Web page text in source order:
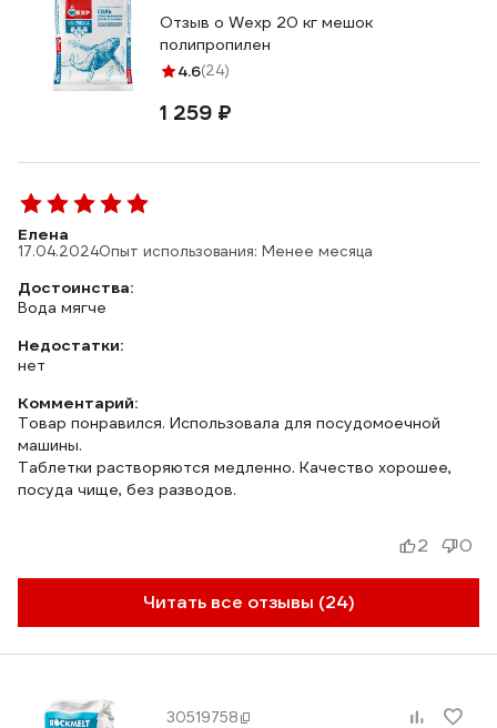
Отзыв о Wexp 20 кг мешок
полипропилен
4.6(24)
1 259 ₽
Елена
17.04.2024Опыт использования: Менее месяца
Достоинства:
Вода мягче
Недостатки:
нет
Комментарий:
Товар понравился. Использовала для посудомоечной
машины.
Таблетки растворяются медленно. Качество хорошее,
посуда чище, без разводов.
Читать все отзывы (24)
2 0
30519758